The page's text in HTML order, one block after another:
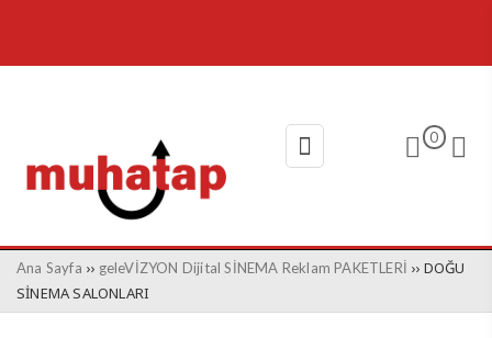
0
Ana Sayfa ›› geleVİZYON Dijital SİNEMA Reklam PAKETLERİ ›› DOĞU
SİNEMA SALONLARI